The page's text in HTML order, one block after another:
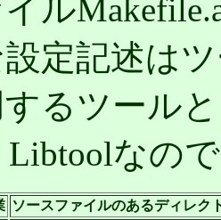
ル
定記述は
るツール
Libtoolなの
ソースファイルのあるディレク